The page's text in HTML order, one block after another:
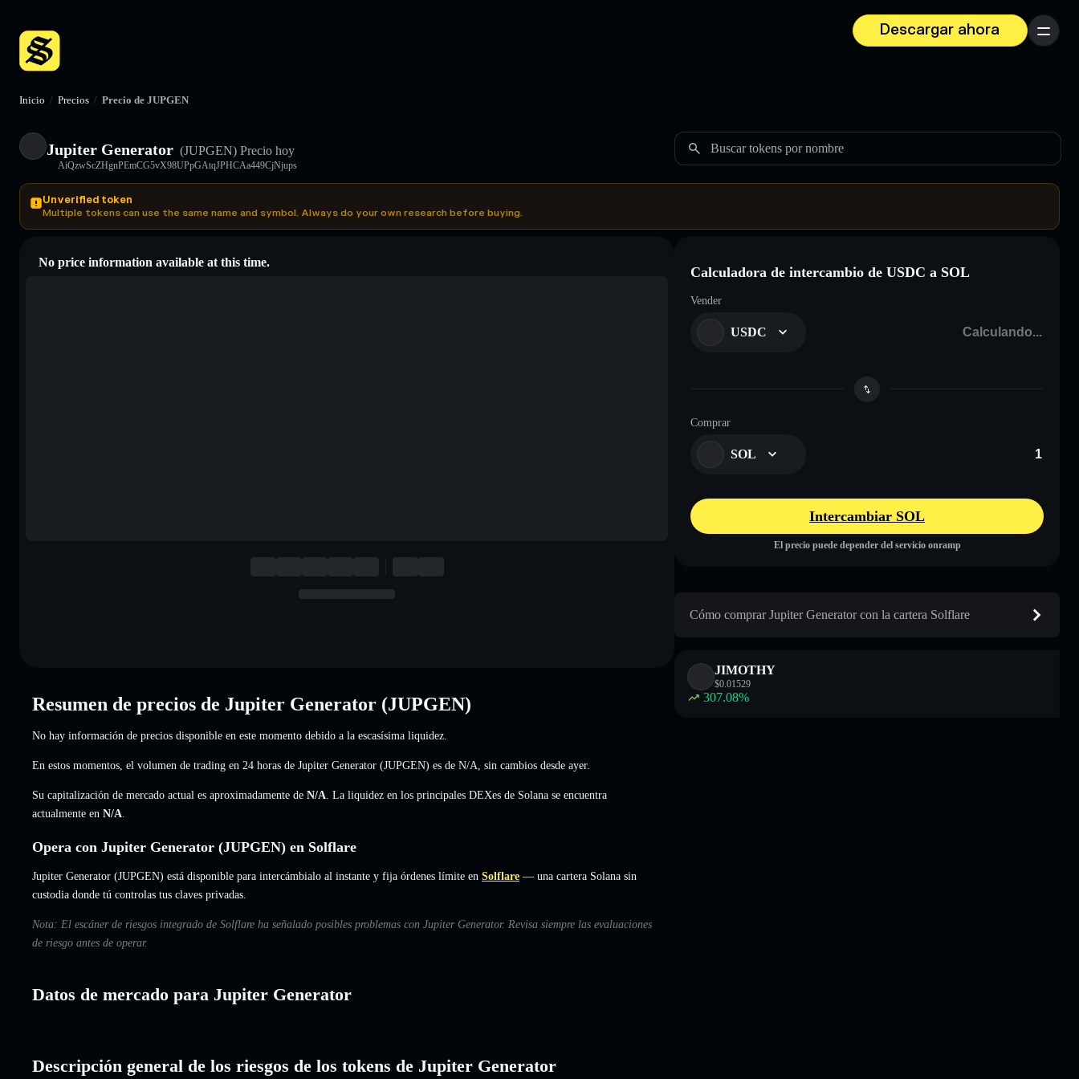
Descargar ahora
Menú
Inicio / Precios / Precio de JUPGEN
Jupiter Generator (JUPGEN) Precio hoy
AiQzwScZHgnPEmCG5vX98UPpGAtqJPHCAa449CjNjups
Buscar tokens por nombre
Unverified token
Multiple tokens can use the same name and symbol. Always do your own research before buying.
No price information available at this time.
Resumen de precios de Jupiter Generator (JUPGEN)
No hay información de precios disponible en este momento debido a la escasísima liquidez.
En estos momentos, el volumen de trading en 24 horas de Jupiter Generator (JUPGEN) es de N/A sin cambios desde ayer.
Su capitalización de mercado actual es aproximadamente de N/A . La liquidez en los principales DEXes de Solana se encuentra
actualmente en N/A
Opera con Jupiter Generator (JUPGEN) en Solflare
Jupiter Generator (JUPGEN) está disponible para intercámbialo al instante y fija órdenes límite en Solflare — una cartera Solana sin
custodia donde tú controlas tus claves privadas.
Nota: El escáner de riesgos integrado de Solflare ha señalado posibles problemas con Jupiter Generator. Revisa siempre las evaluaciones
de riesgo antes de operar.
Datos de mercado para Jupiter Generator
Descripción general de los riesgos de los tokens de Jupiter Generator
Calculadora de intercambio de USDC a SOL
Vender
USDC
Comprar
SOL
Intercambiar SOL
El precio puede depender del servicio onramp
Cómo comprar Jupiter Generator con la cartera Solflare
JIMOTHY
$0.01529
307.08%